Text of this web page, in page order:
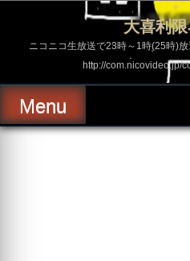
ス
ッ
プ
大喜利
ニコニコ生放送で23時～1時(25時)
http://com.nicovideo.jp/
Menu